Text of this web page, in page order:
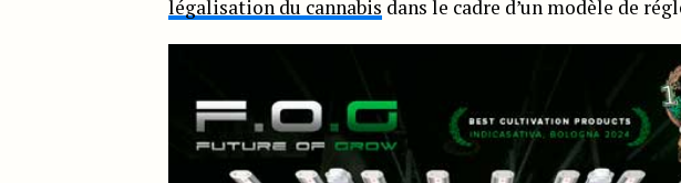
légalisation du cannabis dans le cadre d’un modèle de